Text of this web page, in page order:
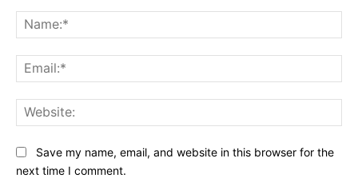
Save my name, email, and website in this browser for the
next time I comment.